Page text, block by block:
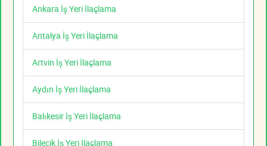
Ankara İş Yeri İlaçlama
Antalya İş Yeri İlaçlama
Artvin İş Yeri İlaçlama
Aydın İş Yeri İlaçlama
Balıkesir İş Yeri İlaçlama
Bilecik İş Yeri İlaçlama